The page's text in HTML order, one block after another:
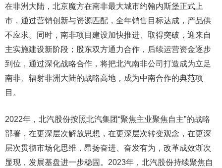
在非洲大陆，北京魔方在南非最大城市约翰内斯堡正式上
市，通过营销创新与资源匹配，全年销售目标达成，产品供
不应求。同时，南非项目建设加快推进、取得突破，迎来自
主实施建设新阶段；股东双方通力合作，后续运营资金逐步
到位，通过深化战略合作，将把北汽南非公司打造成为立足
南非、辐射非洲大陆的战略高地，成为中南合作的典范项
目。
2022年，北汽股份按照北汽集团“聚焦主业聚焦自主”的战略
部署，在更深层次解放思想，在更深层次转变观念，在更深
层次贯彻市场化思维，昂扬奋进、奋发有为，改革成效渐次
显现，发展基盘进一步稳固。2023年，北汽股份持续聚焦自